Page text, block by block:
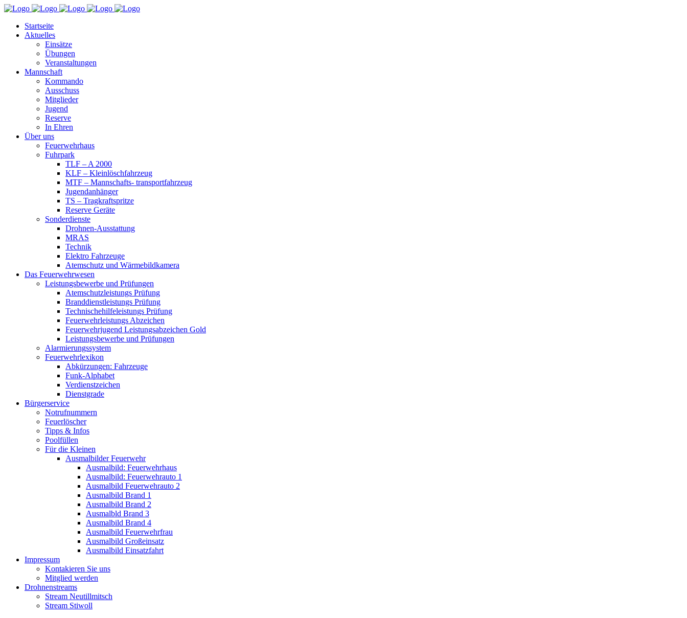
Startseite
Aktuelles
Einsätze
Übungen
Veranstaltungen
Mannschaft
Kommando
Ausschuss
Mitglieder
Jugend
Reserve
In Ehren
Über uns
Feuerwehrhaus
Fuhrpark
TLF – A 2000
KLF – Kleinlöschfahrzeug
MTF – Mannschafts- transportfahrzeug
Jugendanhänger
TS – Tragkraftspritze
Reserve Geräte
Sonderdienste
Drohnen-Ausstattung
MRAS
Technik
Elektro Fahrzeuge
Atemschutz und Wärmebildkamera
Das Feuerwehrwesen
Leistungsbewerbe und Prüfungen
Atemschutzleistungs Prüfung
Branddienstleistungs Prüfung
Technischehilfeleistungs Prüfung
Feuerwehrleistungs Abzeichen
Feuerwehrjugend Leistungsabzeichen Gold
Leistungsbewerbe und Prüfungen
Alarmierungssystem
Feuerwehrlexikon
Abkürzungen: Fahrzeuge
Funk-Alphabet
Verdienstzeichen
Dienstgrade
Bürgerservice
Notrufnummern
Feuerlöscher
Tipps & Infos
Poolfüllen
Für die Kleinen
Ausmalbilder Feuerwehr
Ausmalbild: Feuerwehrhaus
Ausmalbild: Feuerwehrauto 1
Ausmalbild Feuerwehrauto 2
Ausmalbild Brand 1
Ausmalbild Brand 2
Ausmalbld Brand 3
Ausmalbild Brand 4
Ausmalbild Feuerwehrfrau
Ausmalbild Großeinsatz
Ausmalbild Einsatzfahrt
Impressum
Kontakieren Sie uns
Mitglied werden
Drohnenstreams
Stream Neutillmitsch
Stream Stiwoll